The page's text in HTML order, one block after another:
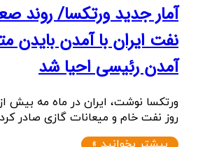
آمار جدید ورتکسا/ روند
نفت ایران با آمدن بایدن
آمدن رئیسی احیا شد
روز نفت خام و میعانات گازی صادر